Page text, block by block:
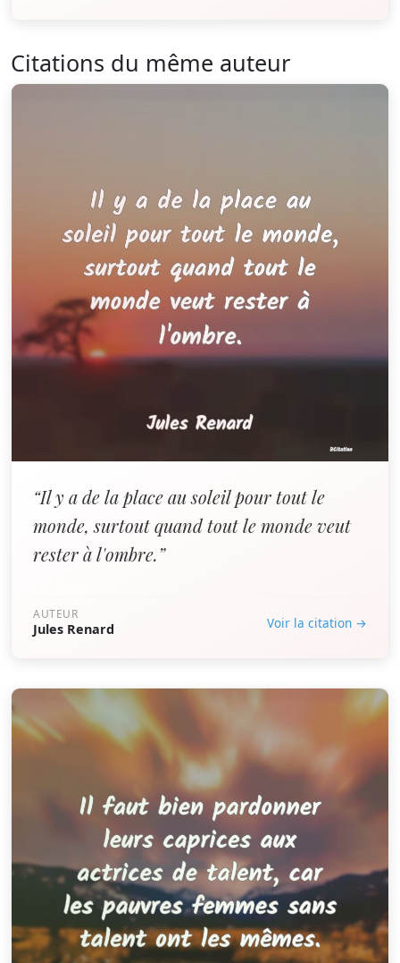
Citations du même auteur
“Il y a de la place au soleil pour tout le
monde, surtout quand tout le monde veut
rester à l'ombre.”
AUTEUR
Jules Renard Voir la citation →